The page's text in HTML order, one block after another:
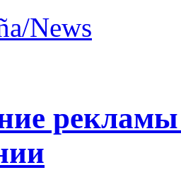
News